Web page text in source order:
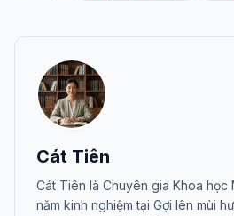
Cát Tiên
Cát Tiên là Chuyên gia Khoa học
năm kinh nghiệm tại Gợi lên mùi